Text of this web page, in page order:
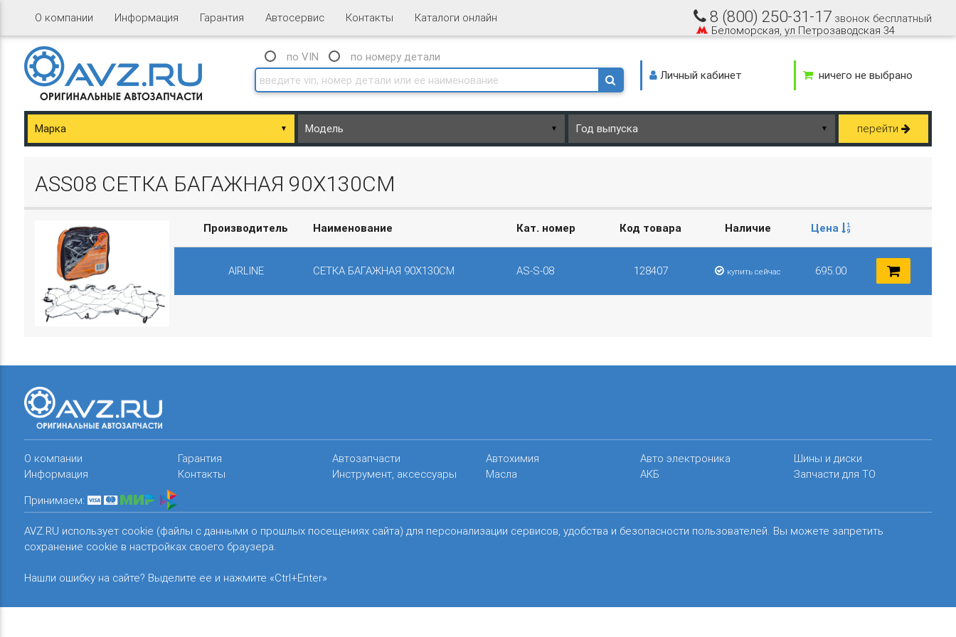
О компании Информация Гарантия Автосервис Контакты Каталоги онлайн
Basket.php
8 (800) 250-31-17 звонок бесплатный
Беломорская, ул Петрозаводская 34
по VIN
по номеру детали
Личный кабинет
ничего не выбрано
▼ ▼ ▼ перейти
ASS08 СЕТКА БАГАЖНАЯ 90Х130СМ
Производитель Наименование Кат. номер Код товара Наличие Цена
AIRLINE СЕТКА БАГАЖНАЯ 90Х130СМ AS-S-08 128407 купить сейчас 695.00
О компании
Информация
Гарантия
Контакты
Автозапчасти
Инструмент, аксессуары
Автохимия
Масла
Авто электроника
АКБ
Шины и диски
Запчасти для ТО
Принимаем:
AVZ.RU использует cookie (файлы с данными о прошлых посещениях сайта) для персонализации сервисов, удобства и безопасности пользователей. Вы можете запретить
сохранение cookie в настройках своего браузера.
Нашли ошибку на сайте? Выделите ее и нажмите «Ctrl+Enter»